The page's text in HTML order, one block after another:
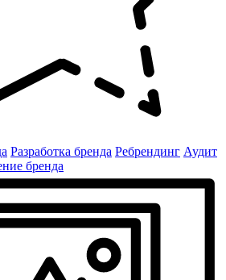
Разработка бренда Ребрендинг Аудит
бренда